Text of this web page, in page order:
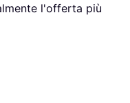
l'offerta più